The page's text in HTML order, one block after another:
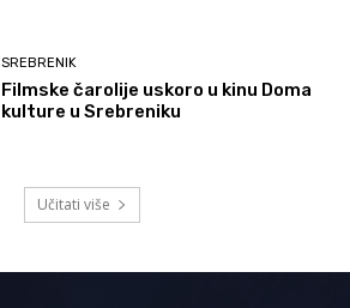
SREBRENIK
Filmske čarolije uskoro u kinu Doma
kulture u Srebreniku
Učitati više